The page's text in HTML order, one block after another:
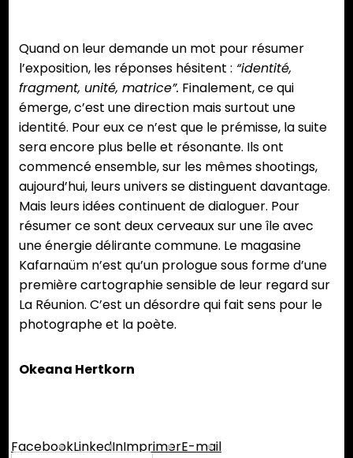
Quand on leur demande un mot pour résumer
l’exposition, les réponses hésitent : “identité,
fragment, unité, matrice”. Finalement, ce qui
émerge, c’est une direction mais surtout une
identité. Pour eux ce n’est que le prémisse, la suite
sera encore plus belle et résonante. Ils ont
commencé ensemble, sur les mêmes shootings,
aujourd’hui, leurs univers se distinguent davantage.
Mais leurs idées continuent de dialoguer. Pour
résumer ce sont deux cerveaux sur une île avec
une énergie délirante commune. Le magasine
Kafarnaüm n’est qu’un prologue sous forme d’une
première cartographie sensible de leur regard sur
La Réunion. C’est un désordre qui fait sens pour le
photographe et la poète.
Okeana Hertkorn
FacebookLinkedInImprimerE-mail